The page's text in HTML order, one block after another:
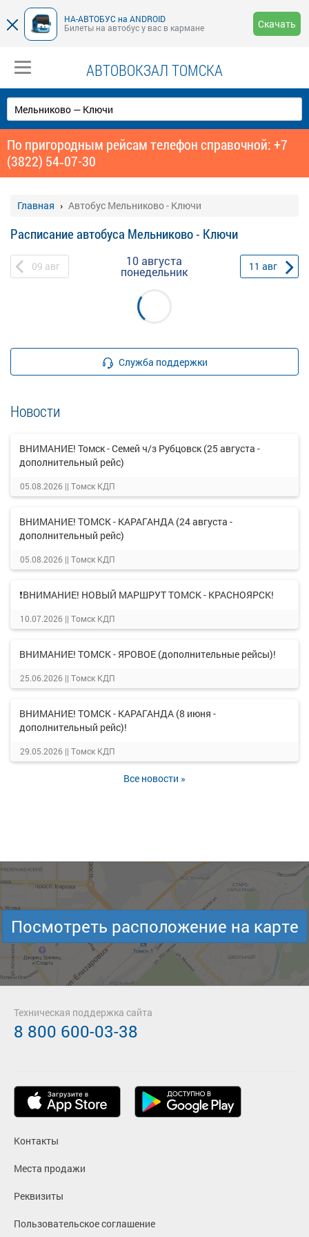
НА-АВТОБУС на ANDROID
Билеты на автобус у вас в кармане
Скачать
АВТОВОКЗАЛ ТОМСКА
По пригородным рейсам телефон справочной: +7
(3822) 54‑07-30
Главная Автобус Мельниково - Ключи
Расписание автобуса Мельниково - Ключи
09 авг 10 августа
понедельник 11 авг
Служба поддержки
Новости
ВНИМАНИЕ! Томск - Семей ч/з Рубцовск (25 августа -
дополнительный рейс)
05.08.2026 || Томск КДП
ВНИМАНИЕ! ТОМСК - КАРАГАНДА (24 августа -
дополнительный рейс)
05.08.2026 || Томск КДП
❗ВНИМАНИЕ! НОВЫЙ МАРШРУТ ТОМСК - КРАСНОЯРСК!
10.07.2026 || Томск КДП
ВНИМАНИЕ! ТОМСК - ЯРОВОЕ (дополнительные рейсы)!
25.06.2026 || Томск КДП
ВНИМАНИЕ! ТОМСК - КАРАГАНДА (8 июня -
дополнительный рейс)!
29.05.2026 || Томск КДП
Все новости »
Посмотреть расположение на карте
Контакты
Места продажи
Реквизиты
Пользовательское соглашение
Техническая поддержка сайта
8 800 600-03-38